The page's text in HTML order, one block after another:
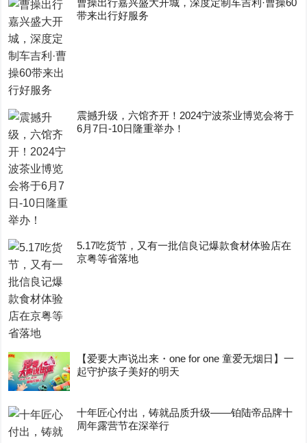
曹操出行嘉兴盛大开城，深度定制车吉利·曹操60
带来出行好服务
震撼升级，六馆齐开！2024宁波茶业博览会将于
6月7日-10日隆重举办！
5.17吃货节，又有一批信良记爆款食材体验店在
京粤等省落地
【爱要大声说出来・one for one 童爱无烟日】一
起守护孩子美好的明天
十年匠心付出，铸就品质升级——铂陆帝品牌十
周年露营节在深举行